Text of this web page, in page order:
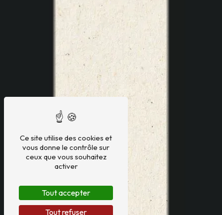
Ce site utilise des cookies et
vous donne le contrôle sur
ceux que vous souhaitez
activer
Tout accepter
Tout refuser